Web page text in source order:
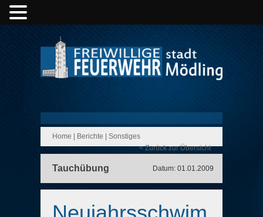
Home Berichte
Sonstiges
< Zurück zur Übersicht
Tauchübung Datum: 01.01.2009